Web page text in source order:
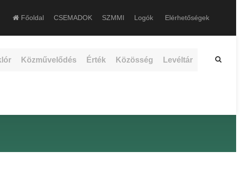
Főoldal CSEMADOK SZMMI Logók Elérhetőségek
Közművelődés Érték Közösség Levéltár